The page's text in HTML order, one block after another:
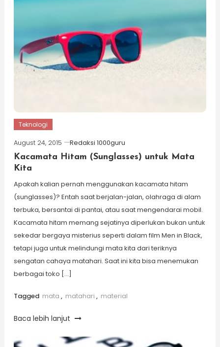
Teknologi
August 24, 2015
Redaksi 1000guru
Kacamata Hitam (Sunglasses) untuk Mata
Kita
Apakah kalian pernah menggunakan kacamata hitam
(sunglasses)? Entah saat berjalan-jalan, olahraga di alam
terbuka, bersantai di pantai, atau saat mengendarai mobil.
Kacamata hitam memang sejatinya diperlukan bukan untuk
sekedar bergaya misterius seperti dalam film Men in Black,
tetapi juga untuk melindungi mata kita dari teriknya
sengatan cahaya matahari. Saat ini kita bisa menemukan
berbagai toko […]
Tagged mata , matahari , material
Baca lebih lanjut